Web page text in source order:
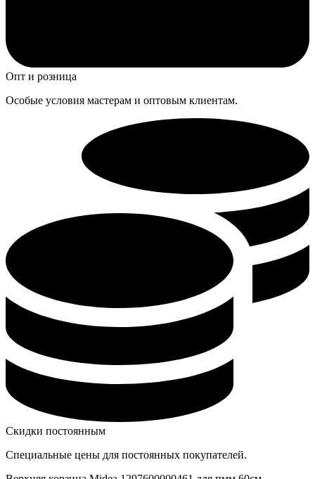
Опт и розница
Особые условия мастерам и оптовым клиентам.
Скидки постоянным
Специальные цены для постоянных покупателей.